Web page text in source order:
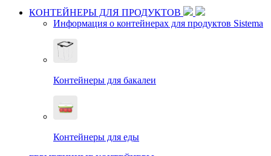
КОНТЕЙНЕРЫ ДЛЯ ПРОДУКТОВ
Информация о контейнерах для продуктов Sistema
Контейнеры для бакалеи
Контейнеры для еды